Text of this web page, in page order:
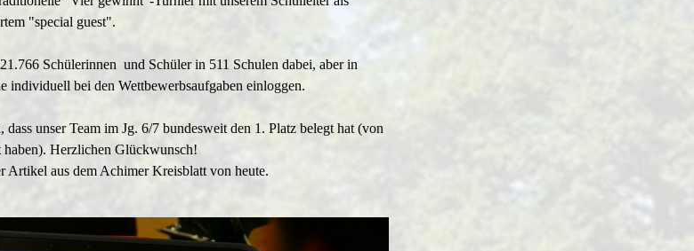
"special guest".
Schülerinnen und Schüler in 511 Schulen dabei, aber in
bei den Wettbewerbsaufgaben einloggen.
unser Team im Jg. 6/7 bundesweit den 1. Platz belegt hat (von
Herzlichen Glückwunsch!
Artikel aus dem Achimer Kreisblatt von heute.